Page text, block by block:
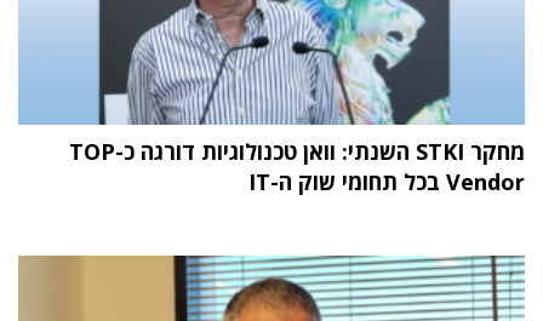
מחקר STKI השנתי: וואן טכנולוגיות דורגה כ-TOP
Vendor בכל תחומי שוק ה-IT